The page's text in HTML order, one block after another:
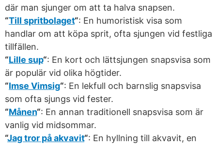
där man sjunger om att ta halva snapsen.
“Till spritbolaget“: En humoristisk visa som
handlar om att köpa sprit, ofta sjungen vid festliga
tillfällen.
“Lille sup“: En kort och lättsjungen snapsvisa som
är populär vid olika högtider.
“Imse Vimsig“: En lekfull och barnslig snapsvisa
som ofta sjungs vid fester.
“Månen“: En annan traditionell snapsvisa som är
vanlig vid midsommar.
“Jag tror på akvavit“: En hyllning till akvavit, en